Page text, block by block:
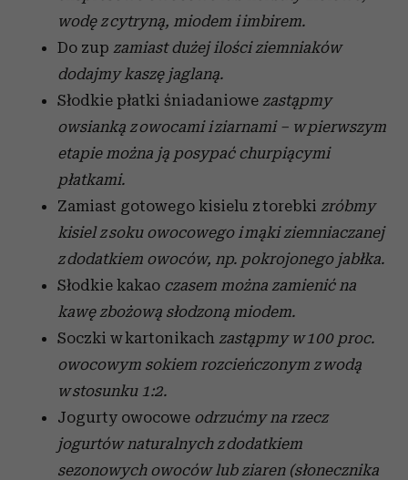
wodę z cytryną, miodem i imbirem.
Do zup zamiast dużej ilości ziemniaków
dodajmy kaszę jaglaną.
Słodkie płatki śniadaniowe zastąpmy
owsianką z owocami i ziarnami – w pierwszym
etapie można ją posypać churpiącymi
płatkami.
Zamiast gotowego kisielu z torebki zróbmy
kisiel z soku owocowego i mąki ziemniaczanej
z dodatkiem owoców, np. pokrojonego jabłka.
Słodkie kakao czasem można zamienić na
kawę zbożową słodzoną miodem.
Soczki w kartonikach zastąpmy w 100 proc.
owocowym sokiem rozcieńczonym z wodą
w stosunku 1:2.
Jogurty owocowe odrzućmy na rzecz
jogurtów naturalnych z dodatkiem
sezonowych owoców lub ziaren (słonecznika